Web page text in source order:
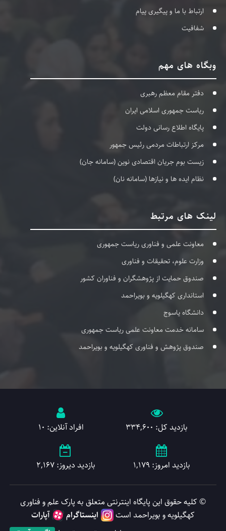
ارتباط با ما و پیگیری پیام
شفافیت
وبگاه های مهم
دفتر مقام معظم رهبری
ریاست جمهوری اسلامی ایران
پایگاه اطلاع رسانی دولت
مرکز ارتباطات مردمی رئیس جمهور
زیست بوم جریان اقتصادی نوین (سامانه جان)
نظام ایده ها و نیازها (سامانه نان)
لینک های مرتبط
معاونت علمی و فناوری ریاست جمهوری
وزارت علوم، تحقیقات و فناوری
صندوق حمایت از پژوهشگران و فناوران کشور
استانداری کهگیلویه و بویراحمد
دانشگاه یاسوج
سامانه خدمت معاونت علمی ریاست جمهوری
صندوق پژوهش و فناوری کهگیلویه و بویراحمد
بازدید کل: 334,600 افراد آنلاین: 10
بازدید امروز: 1,179 بازدید دیروز: 2,167
© کلیه حقوق این پایگاه اینترنتی متعلق به پارک علم و فناوری
کهگیلویه و بویراحمد است
اینستاگرام
آپارات